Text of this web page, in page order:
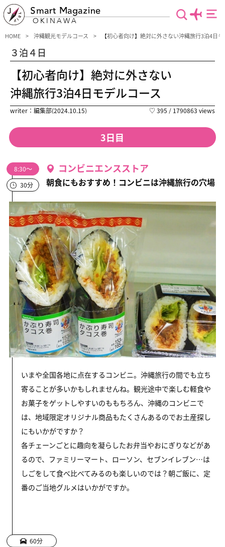
Smart Magazine
OKINAWA
HOME 沖縄観光モデルコース 【初心者向け】絶対に外さない沖縄旅行3泊4日
３泊４日
【初心者向け】絶対に外さない
沖縄旅行3泊4日モデルコース
writer：編集部(2024.10.15) ♡ 395 / 1790863 views
3日目
8:30～
30分
コンビニエンスストア
朝食にもおすすめ！コンビニは沖縄旅行の穴場
いまや全国各地に点在するコンビニ。沖縄旅行の間でも立ち
寄ることが多いかもしれませんね。観光途中で楽しむ軽食や
お菓子をゲットしやすいのももちろん、沖縄のコンビニで
は、地域限定オリジナル商品もたくさんあるのでお土産探し
にもいかがですか？
各チェーンごとに趣向を凝らしたお弁当やおにぎりなどがあ
るので、ファミリーマート、ローソン、セブンイレブン…は
しごをして食べ比べてみるのも楽しいのでは？朝ご飯に、定
番のご当地グルメはいかがですか。
60分